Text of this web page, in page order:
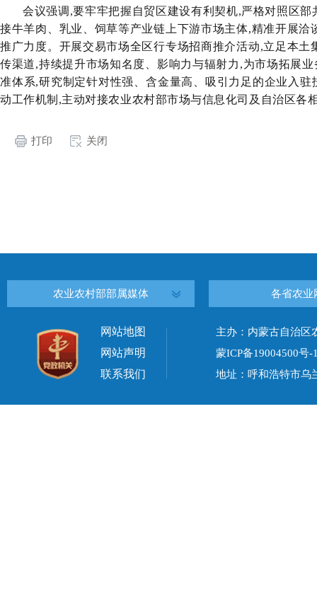
会议强调,要牢牢把握自贸区建设有利契机,严格对照区
接牛羊肉、乳业、饲草等产业链上下游市场主体,精准开展
推广力度。开展交易市场全区行专场招商推介活动,立足本
传渠道,持续提升市场知名度、影响力与辐射力,为市场拓展
准体系,研究制定针对性强、含金量高、吸引力足的企业入
动工作机制,主动对接农业农村部市场与信息化司及自治区各
打印 关闭
农业农村部部属媒体 各省农业
网站地图
网站声明
联系我们
主办：内蒙古自治
蒙ICP备19004500号-
地址：呼和浩特市